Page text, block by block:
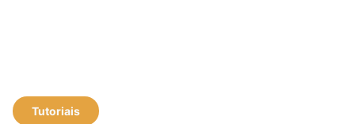
Tutoriais